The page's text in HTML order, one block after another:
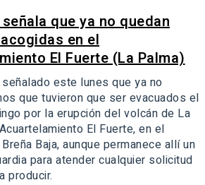
que ya no quedan
en el
El Fuerte (La Palma)
señalado este lunes que ya no
que tuvieron que ser evacuados el
por la erupción del volcán de La
El Fuerte, en el
Baja, aunque permanece allí un
para atender cualquier solicitud
producir.